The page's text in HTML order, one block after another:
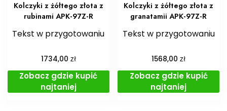
Kolczyki z żółtego złota z
rubinami APK-97Z-R
Tekst w przygotowaniu
1734,00 zł
Zobacz gdzie kupić
najtaniej
Kolczyki z żółtego złota z
granatamii APK-97Z-R
Tekst w przygotowaniu
1568,00zł
Zobacz gdzie kupić
najtaniej